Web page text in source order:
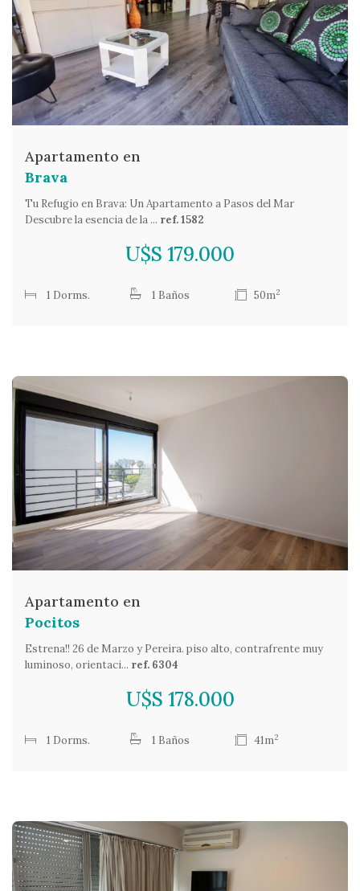
Apartamento en
Brava
Tu Refugio en Brava: Un Apartamento a Pasos del Mar
Descubre la esencia de la ... ref. 1582
U$S 179.000
1 Dorms. 1 Baños 50m2
Apartamento en
Pocitos
Estrena!! 26 de Marzo y Pereira. piso alto, contrafrente muy
luminoso, orientaci... ref. 6304
U$S 178.000
1 Dorms. 1 Baños 41m2